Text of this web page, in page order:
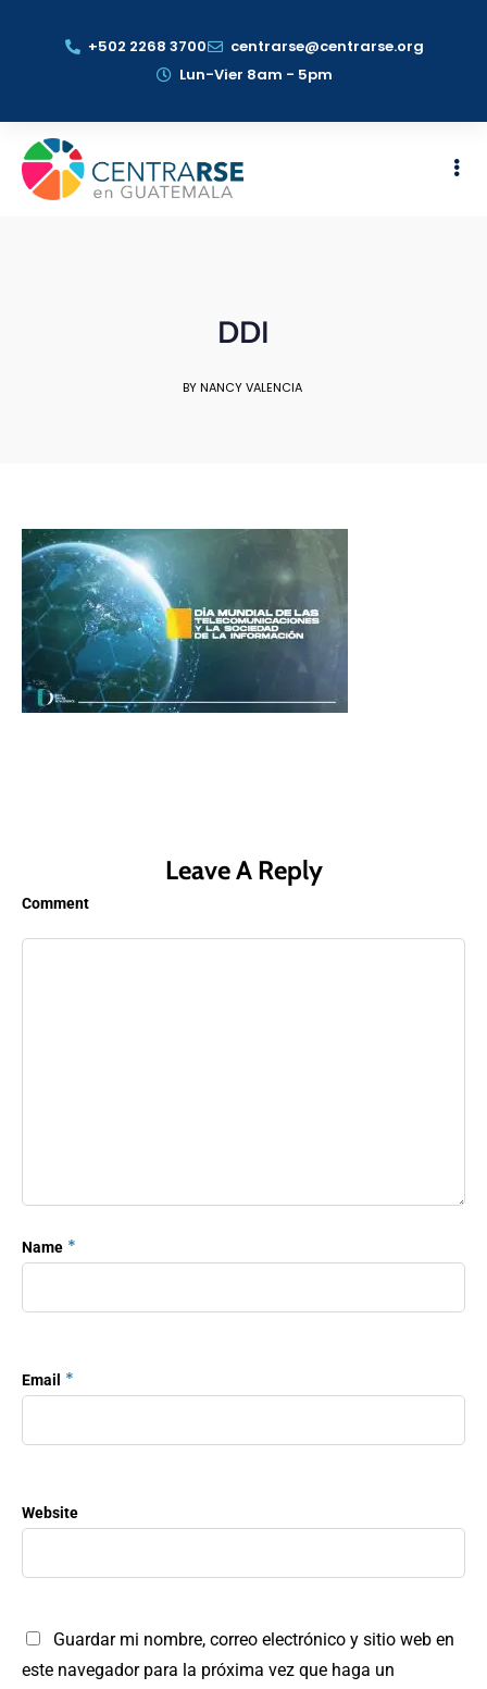
+502 2268 3700
centrarse@centrarse.org
Lun-Vier 8am - 5pm
DDI
BY NANCY VALENCIA
Leave A Reply
Comment
Name *
Email *
Website
Guardar mi nombre, correo electrónico y sitio web en
este navegador para la próxima vez que haga un